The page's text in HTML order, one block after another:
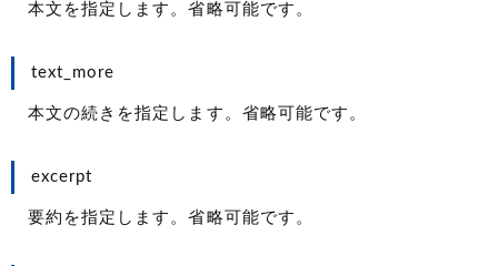
本文を指定します。省略可能です。
text_more
本文の続きを指定します。省略可能です。
excerpt
要約を指定します。省略可能です。